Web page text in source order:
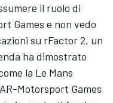
il ruolo di
Games e non vedo
su rFactor 2, un
ha dimostrato
la Le Mans
Motorsport Games